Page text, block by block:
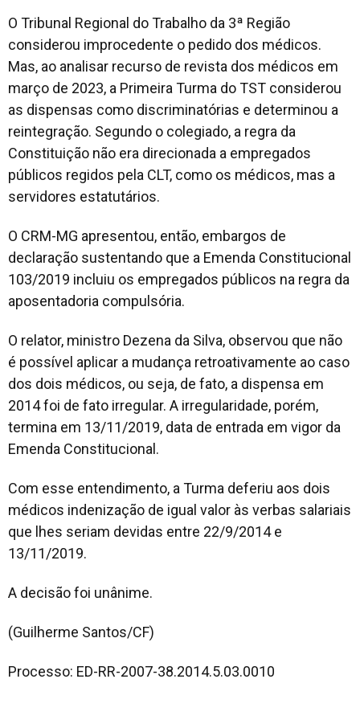
O Tribunal Regional do Trabalho da 3ª Região
considerou improcedente o pedido dos médicos.
Mas, ao analisar recurso de revista dos médicos em
março de 2023, a Primeira Turma do TST considerou
as dispensas como discriminatórias e determinou a
reintegração. Segundo o colegiado, a regra da
Constituição não era direcionada a empregados
públicos regidos pela CLT, como os médicos, mas a
servidores estatutários.
O CRM-MG apresentou, então, embargos de
declaração sustentando que a Emenda Constitucional
103/2019 incluiu os empregados públicos na regra da
aposentadoria compulsória.
O relator, ministro Dezena da Silva, observou que não
é possível aplicar a mudança retroativamente ao caso
dos dois médicos, ou seja, de fato, a dispensa em
2014 foi de fato irregular. A irregularidade, porém,
termina em 13/11/2019, data de entrada em vigor da
Emenda Constitucional.
Com esse entendimento, a Turma deferiu aos dois
médicos indenização de igual valor às verbas salariais
que lhes seriam devidas entre 22/9/2014 e
13/11/2019.
A decisão foi unânime.
(Guilherme Santos/CF)
Processo: ED-RR-2007-38.2014.5.03.0010